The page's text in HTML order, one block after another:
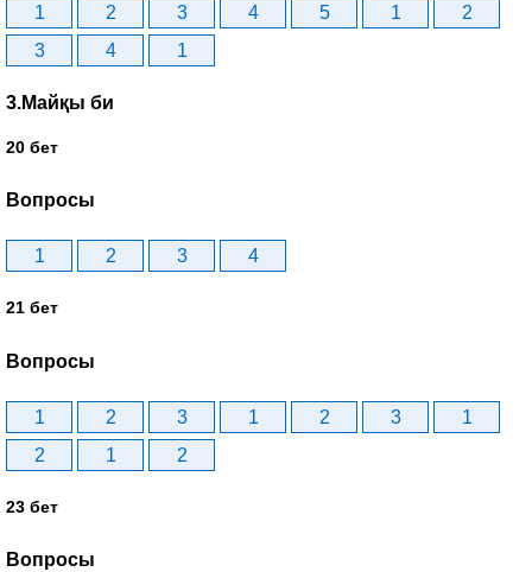
1 2 3 4 5 1
2
3
4 1
3.Майқы би
20 бет
Вопросы
1 2 3 4
21 бет
Вопросы
1 2 3 1 2 3
1
2
1 2
23 бет
Вопросы